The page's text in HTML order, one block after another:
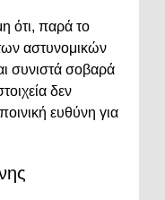
ότι, παρά το
αστυνομικών
συνιστά σοβαρά
δεν
ευθύνη για